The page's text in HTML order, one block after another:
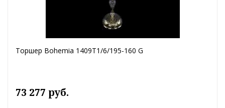
Торшер Bohemia 1409T1/6/195-160 G
73 277 руб.